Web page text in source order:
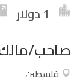
1 دولار
صاحب/مالك